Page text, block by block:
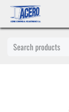
Ir al contenido